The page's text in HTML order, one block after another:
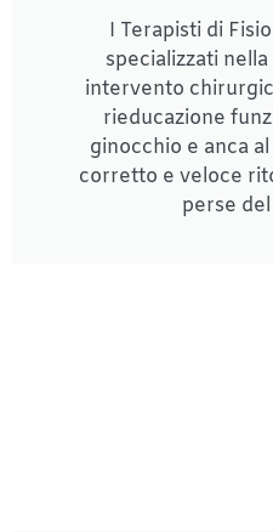
I Terapisti di
specializzati
intervento
rieducazione
ginocchio e anca
corretto e veloce
perse